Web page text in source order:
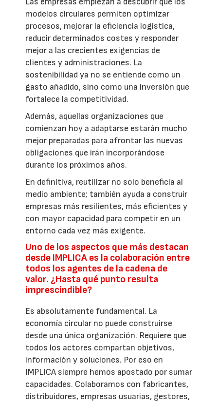
modelos circulares permiten optimizar
procesos, mejorar la eficiencia logística,
reducir determinados costes y responder
mejor a las crecientes exigencias de
clientes y administraciones. La
sostenibilidad ya no se entiende como un
gasto añadido, sino como una inversión que
fortalece la competitividad.
Además, aquellas organizaciones que
comienzan hoy a adaptarse estarán mucho
mejor preparadas para afrontar las nuevas
obligaciones que irán incorporándose
durante los próximos años.
En definitiva, reutilizar no solo beneficia al
medio ambiente; también ayuda a construir
empresas más resilientes, más eficientes y
con mayor capacidad para competir en un
entorno cada vez más exigente.
Uno de los aspectos que más destacan
desde IMPLICA es la colaboración entre
todos los agentes de la cadena de
valor. ¿Hasta qué punto resulta
imprescindible?
Es absolutamente fundamental. La
economía circular no puede construirse
desde una única organización. Requiere que
todos los actores compartan objetivos,
información y soluciones. Por eso en
IMPLICA siempre hemos apostado por sumar
capacidades. Colaboramos con fabricantes,
distribuidores, empresas usuarias, gestores,